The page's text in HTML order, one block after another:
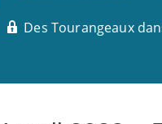
Des Tourangeaux